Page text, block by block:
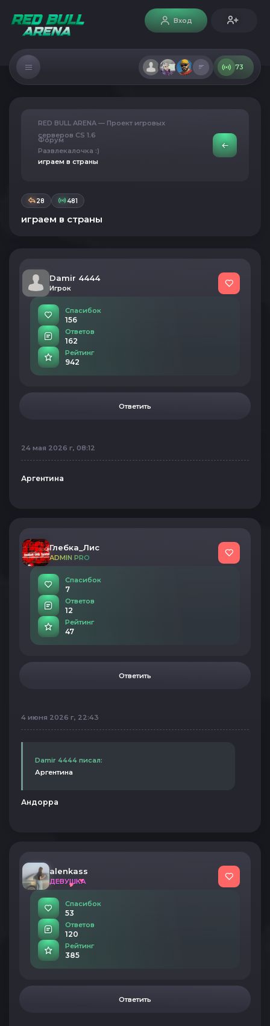
Вход
73
RED BULL ARENA — Проект игровых
серверов CS 1.6
Форум
Развлекалочка :)
играем в страны
28 481
играем в страны
Damir 4444
Игрок
Спасибок
156
Ответов
162
Рейтинг
942
Ответить
24 мая 2026 г, 08:12
Аргентина
Глебка_Лис
ADMIN PRO
Спасибок
7
Ответов
12
Рейтинг
47
Ответить
4 июня 2026 г, 22:43
Damir 4444 писал:
Аргентина
Андорра
alenkass
ДЕВУШКА
Спасибок
53
Ответов
120
Рейтинг
385
Ответить